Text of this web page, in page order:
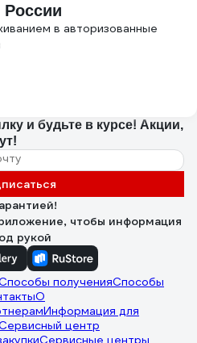
в авторизованные
и будьте в курсе! Акции,
чтобы информация
рукой
полученияСпособы
О
Информация для
центр